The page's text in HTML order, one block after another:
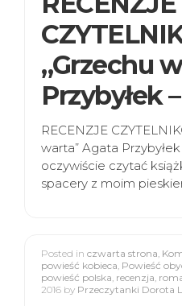
„Grzechu
Przybyłek
RECENZJE
warta” Agata
oczywiście czytać
spacery z moim
Posted in czwarta strona,
powieść kobieca, Powieść
powieść polska, recenzja,
2016 by Przeczytanki Dorota